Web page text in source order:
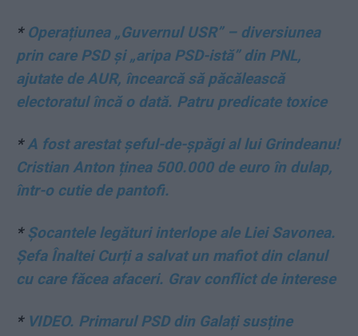
* Operațiunea „Guvernul USR” – diversiunea
prin care PSD și „aripa PSD-istă” din PNL,
ajutate de AUR, încearcă să păcălească
electoratul încă o dată. Patru predicate toxice
*A fost arestat șeful-de-șpăgi al lui Grindeanu!
Cristian Anton ținea 500.000 de euro în dulap,
într-o cutie de pantofi.
* Șocantele legături interlope ale Liei Savonea.
Șefa Înaltei Curți a salvat un mafiot din clanul
cu care făcea afaceri. Grav conflict de interese
* VIDEO. Primarul PSD din Galați susține